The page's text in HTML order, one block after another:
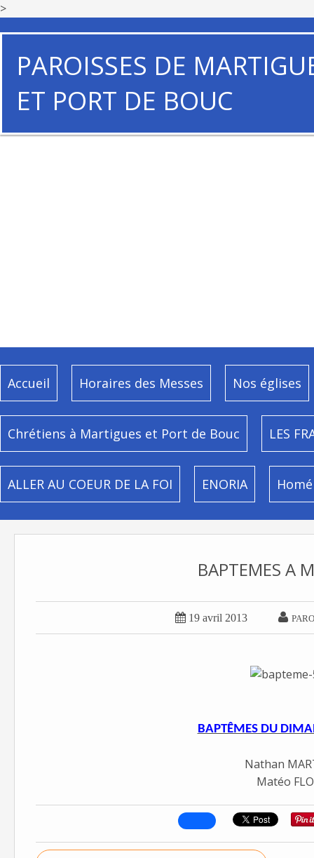
>
PAROISSES DE
ET PORT DE BOUC
Accueil Horaires des Messes Nos églises
Chrétiens à Martigues et Port de Bouc LES
ALLER AU COEUR DE LA FOI ENORIA
BAPTEMES A
 19 avril 2013 
BAPTÊMES DU
Nathan
Matéo